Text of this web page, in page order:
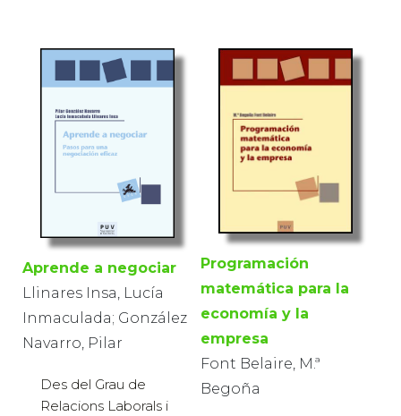
Aprende a negociar
Llinares Insa, Lucía
Inmaculada; González
Navarro, Pilar
Des del Grau de
Relacions Laborals i
Programación
matemática para la
economía y la
empresa
Font Belaire, M.ª
Begoña